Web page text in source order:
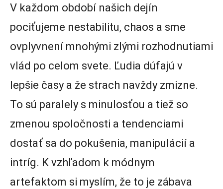
V každom období našich dejín
pociťujeme nestabilitu, chaos a sme
ovplyvnení mnohými zlými rozhodnutiami
vlád po celom svete. Ľudia dúfajú v
lepšie časy a že strach navždy zmizne.
To sú paralely s minulosťou a tiež so
zmenou spoločnosti a tendenciami
dostať sa do pokušenia, manipulácií a
intríg. K vzhľadom k módnym
artefaktom si myslím, že to je zábava